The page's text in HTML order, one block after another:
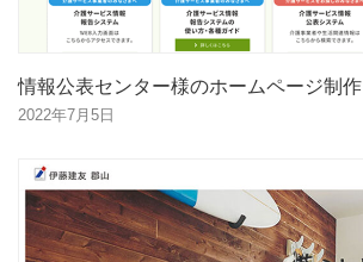
情報公表センター様のホームページ制作
2022年7月5日